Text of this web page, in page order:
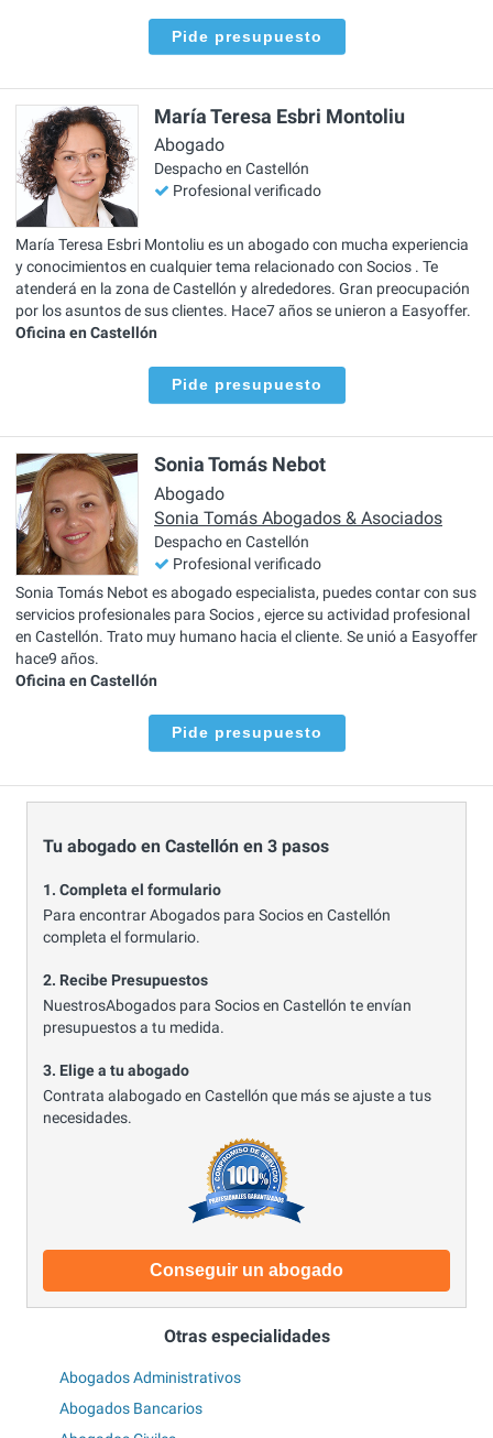
Pide presupuesto
María Teresa Esbri Montoliu
Abogado
Despacho en Castellón
Profesional verificado
María Teresa Esbri Montoliu es un abogado con mucha experiencia
y conocimientos en cualquier tema relacionado con Socios . Te
atenderá en la zona de Castellón y alrededores. Gran preocupación
por los asuntos de sus clientes. Hace7 años se unieron a Easyoffer.
Oficina en Castellón
Pide presupuesto
Sonia Tomás Nebot
Abogado
Sonia Tomás Abogados & Asociados
Despacho en Castellón
Profesional verificado
Sonia Tomás Nebot es abogado especialista, puedes contar con sus
servicios profesionales para Socios , ejerce su actividad profesional
en Castellón. Trato muy humano hacia el cliente. Se unió a Easyoffer
hace9 años.
Oficina en Castellón
Pide presupuesto
Tu abogado en Castellón en 3 pasos
1. Completa el formulario
Para encontrar Abogados para Socios en Castellón
completa el formulario.
2. Recibe Presupuestos
NuestrosAbogados para Socios en Castellón te envían
presupuestos a tu medida.
3. Elige a tu abogado
Contrata alabogado en Castellón que más se ajuste a tus
necesidades.
Conseguir un abogado
Otras especialidades
Abogados Administrativos
Abogados Bancarios